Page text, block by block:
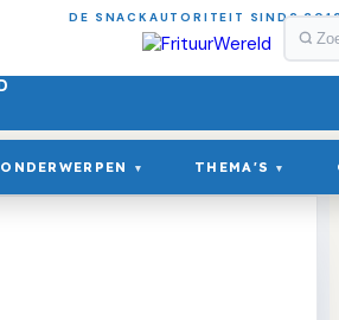
DE SNACKAUTORITEIT SINDS
ONDERWERPEN ▾ THEMA'S ▾